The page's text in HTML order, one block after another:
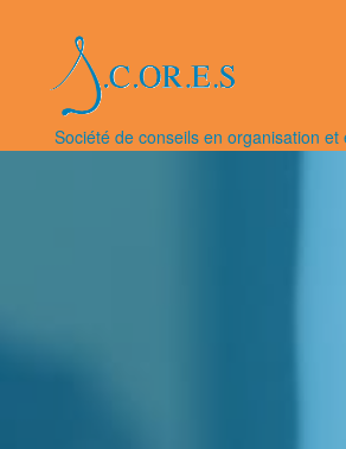
Société de conseils en organisation